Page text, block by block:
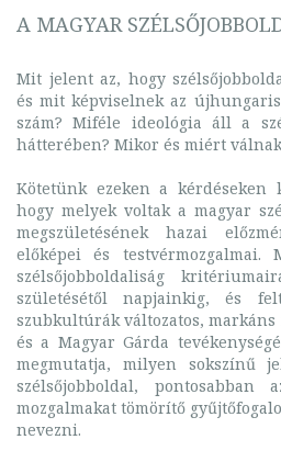
A MAGYAR
Mit jelent az, hogy
és mit képviselnek az
szám? Miféle ideológia áll a
hátterében? Mikor és miért
Kötetünk ezeken a
hogy melyek voltak a magyar
megszületésének hazai
előképei és
szélsőjobboldaliság
születésétől napjainkig, és
szubkultúrák változatos, markáns
és a Magyar Gárda
megmutatja, milyen sokszínű
szélsőjobboldal,
mozgalmakat tömörítő
nevezni.